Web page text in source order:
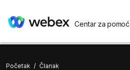
Centar za pomoć
Početak / Članak